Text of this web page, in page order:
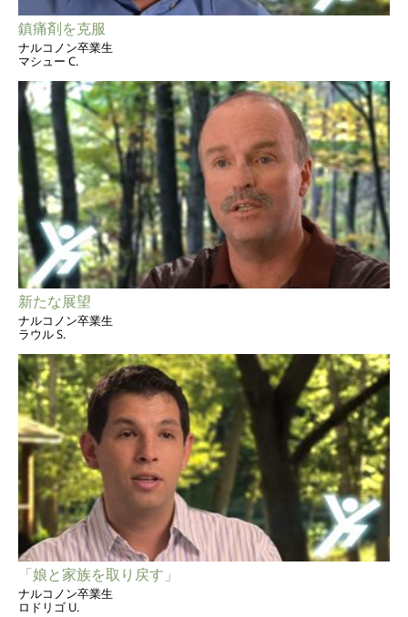
鎮痛剤を克服
ナルコノン卒業生
マシュー C.
新たな展望
ナルコノン卒業生
ラウル S.
「娘と家族を取り戻す」
ナルコノン卒業生
ロドリゴ U.